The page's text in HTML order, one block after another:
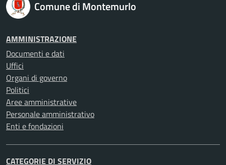
Comune di Montemurlo
AMMINISTRAZIONE
Documenti e dati
Uffici
Organi di governo
Politici
Aree amministrative
Personale amministrativo
Enti e fondazioni
CATEGORIE DI SERVIZIO